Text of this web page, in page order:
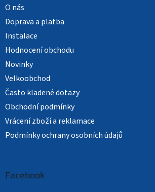
O nás
Doprava a platba
Instalace
Hodnocení obchodu
Novinky
Velkoobchod
Často kladené dotazy
Obchodní podmínky
Vrácení zboží a reklamace
Podmínky ochrany osobních údajů
Facebook